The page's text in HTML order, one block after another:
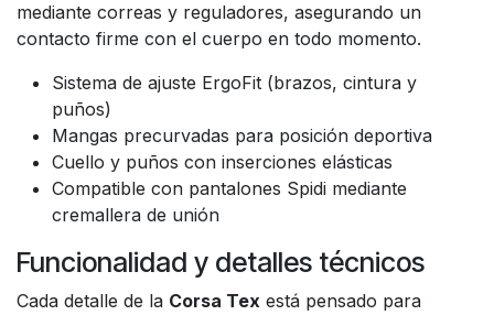
mediante correas y reguladores, asegurando un
contacto firme con el cuerpo en todo momento.
Sistema de ajuste ErgoFit (brazos, cintura y
puños)
Mangas precurvadas para posición deportiva
Cuello y puños con inserciones elásticas
Compatible con pantalones Spidi mediante
cremallera de unión
Funcionalidad y detalles técnicos
Cada detalle de la Corsa Tex está pensado para